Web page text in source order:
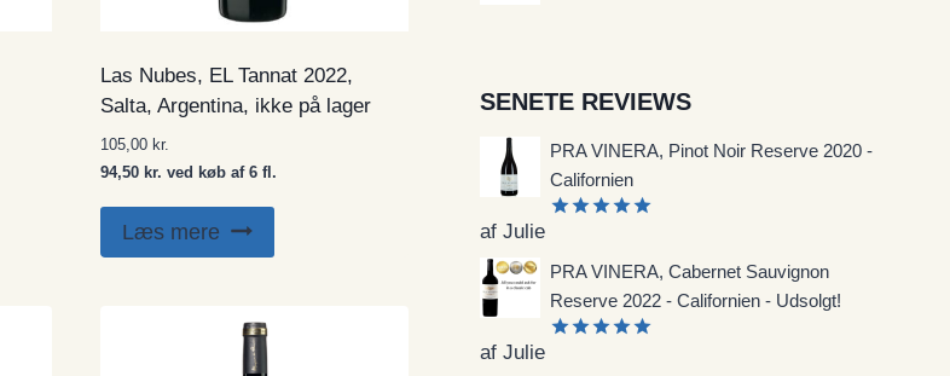
Las Nubes, EL Tannat 2022,
Salta, Argentina, ikke på lager
105,00 kr.
94,50 kr. ved køb af 6 fl.
Læs mere
SENETE REVIEWS
PRA VINERA, Pinot Noir Reserve 2020 -
Californien
af Julie
PRA VINERA, Cabernet Sauvignon
Reserve 2022 - Californien - Udsolgt!
af Julie